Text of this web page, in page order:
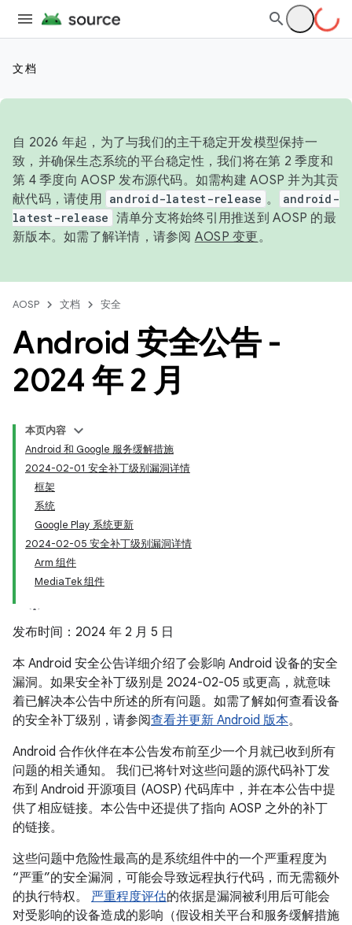
文档
自 2026 年起，为了与我们的主干稳定开发模型保持一
致，并确保生态系统的平台稳定性，我们将在第 2 季度和
第 4 季度向 AOSP 发布源代码。如需构建 AOSP 并为其贡
献代码，请使用 android-latest-release 。
android-
latest-release 清单分支将始终引用推送到 AOSP 的最
新版本。如需了解详情，请参阅 AOSP 变更。
AOSP 文档 安全
Android 安全公告 -
2024 年 2 月
本页内容
Android 和 Google 服务缓解措施
2024-02-01 安全补丁级别漏洞详情
框架
系统
Google Play 系统更新
2024-02-05 安全补丁级别漏洞详情
Arm 组件
MediaTek 组件
发布时间：2024 年 2 月 5 日
本 Android 安全公告详细介绍了会影响 Android 设备的安全
漏洞。如果安全补丁级别是 2024-02-05 或更高，就意味
着已解决本公告中所述的所有问题。如需了解如何查看设备
的安全补丁级别，请参阅查看并更新 Android 版本。
Android 合作伙伴在本公告发布前至少一个月就已收到所有
问题的相关通知。 我们已将针对这些问题的源代码补丁发
布到 Android 开源项目 (AOSP) 代码库中，并在本公告中提
供了相应链接。本公告中还提供了指向 AOSP 之外的补丁
的链接。
这些问题中危险性最高的是系统组件中的一个严重程度为
“严重”的安全漏洞，可能会导致远程执行代码，而无需额外
的执行特权。 严重程度评估的依据是漏洞被利用后可能会
对受影响的设备造成的影响（假设相关平台和服务缓解措施